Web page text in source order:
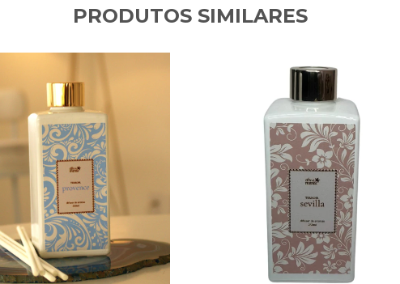
PRODUTOS SIMILARES